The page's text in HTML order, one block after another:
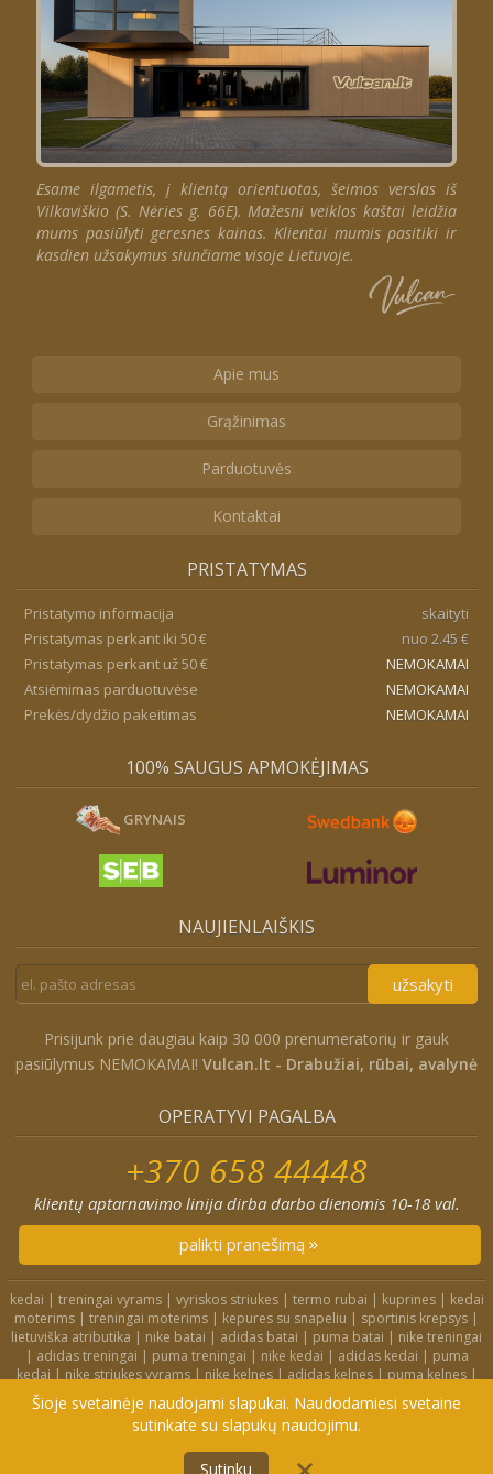
Į KREPŠELĮ
Esame ilgametis, į klientą orientuotas, šeimos verslas iš
Vilkaviškio (S. Nėries g. 66E). Mažesni veiklos kaštai leidžia
mums pasiūlyti geresnes kainas. Klientai mumis pasitiki ir
kasdien užsakymus siunčiame visoje Lietuvoje.
Apie mus
Grąžinimas
Parduotuvės
Kontaktai
PRISTATYMAS
Pristatymo informacija
skaityti
Pristatymas perkant iki 50 €
nuo 2.45 €
Pristatymas perkant už 50 €
NEMOKAMAI
Atsiėmimas parduotuvėse
NEMOKAMAI
Prekės/dydžio pakeitimas
NEMOKAMAI
100% SAUGUS APMOKĖJIMAS
GRYNAIS
NAUJIENLAIŠKIS
užsakyti
Prisijunk prie daugiau kaip 30 000 prenumeratorių ir gauk
pasiūlymus NEMOKAMAI! Vulcan.lt - Drabužiai, rūbai, avalynė
OPERATYVI PAGALBA
+370 658 44448
klientų aptarnavimo linija dirba darbo dienomis 10-18 val.
palikti pranešimą
kedai | treningai vyrams| vyriskos striukes| termo rubai | kuprines| kedai
moterims | treningai moterims | kepures su snapeliu | sportinis krepsys |
lietuviška atributika | nike batai | adidas batai | puma batai | nike treningai
| adidas treningai | puma treningai | nike kedai | adidas kedai | puma
kedai | nike striukes vyrams| nike kelnes| adidas kelnes| puma kelnes|
nike kuprines
nike kojines nike treningai moterims
adidas striukes|nike dzemperiai|nike tampres
Didelių dydžių rūbai|Treningai
Šioje svetainėje naudojami slapukai. Naudodamiesi svetaine
sutinkate su slapukų naudojimu.
Sutinku